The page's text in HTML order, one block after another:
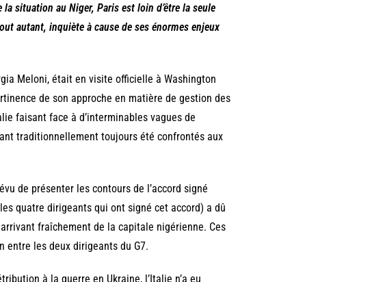
situation au Niger, Paris est loin d’être la seule
autant, inquiète à cause de ses énormes enjeux
Meloni, était en visite officielle à Washington
de son approche en matière de gestion des
faisant face à d’interminables vagues de
traditionnellement toujours été confrontés aux
de présenter les contours de l’accord signé
quatre dirigeants qui ont signé cet accord) a dû
fraîchement de la capitale nigérienne. Ces
entre les deux dirigeants du G7.
à la guerre en Ukraine, l’Italie n’a eu